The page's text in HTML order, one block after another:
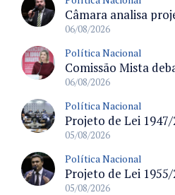
06/08/2026
Política Nacional
06/08/2026
Política Nacional
05/08/2026
Política Nacional
05/08/2026